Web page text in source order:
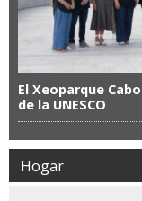
El Xeoparque
de la UNESCO
Hogar